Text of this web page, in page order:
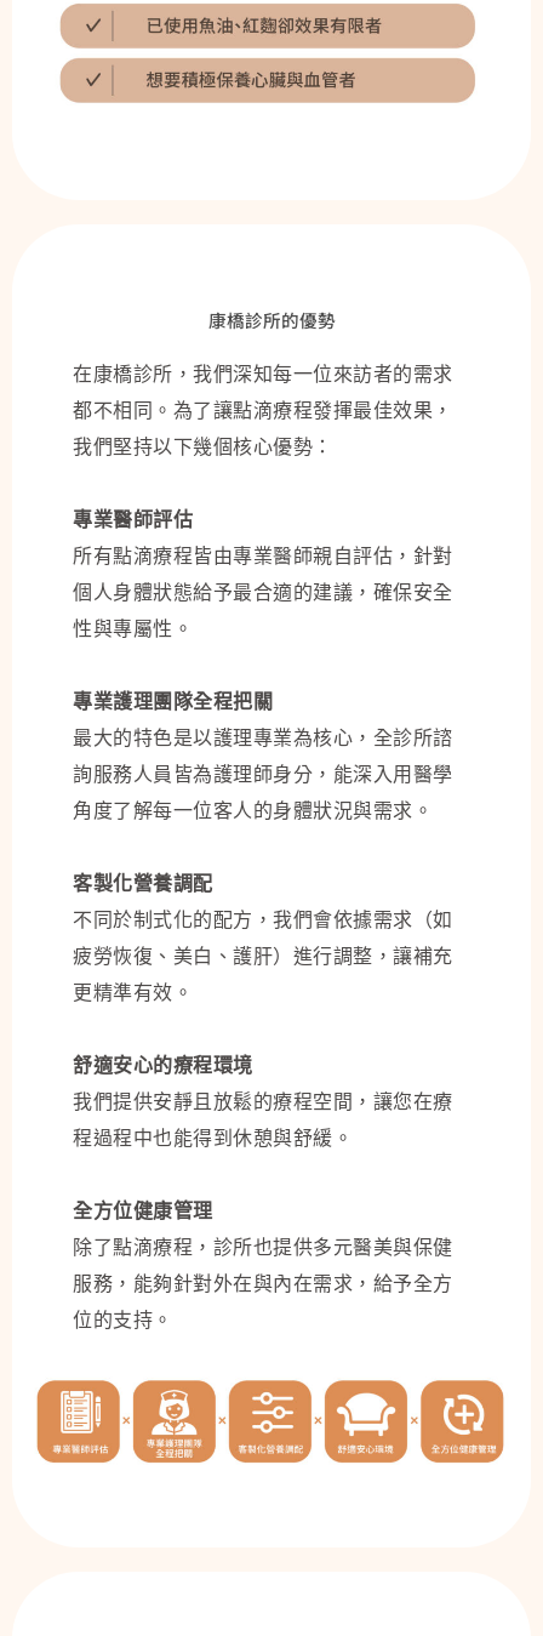
康橋診所的優勢
在康橋診所，我們深知每一位來訪者的需求
都不相同。為了讓點滴療程發揮最佳效果，
我們堅持以下幾個核心優勢：
專業醫師評估
所有點滴療程皆由專業醫師親自評估，針對
個人身體狀態給予最合適的建議，確保安全
性與專屬性。
專業護理團隊全程把關
最大的特色是以護理專業為核心，全診所諮
詢服務人員皆為護理師身分，能深入用醫學
角度了解每一位客人的身體狀況與需求。
客製化營養調配
不同於制式化的配方，我們會依據需求（如
疲勞恢復、美白、護肝）進行調整，讓補充
更精準有效。
舒適安心的療程環境
我們提供安靜且放鬆的療程空間，讓您在療
程過程中也能得到休憩與舒緩。
全方位健康管理
除了點滴療程，診所也提供多元醫美與保健
服務，能夠針對外在與內在需求，給予全方
位的支持。